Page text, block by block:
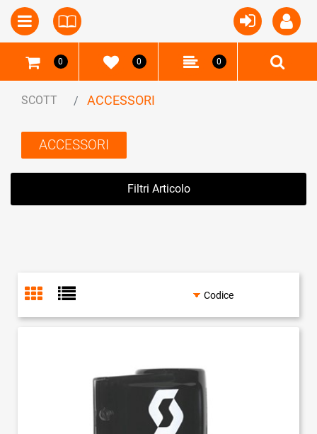
Open Open menu
0 0 0
SCOTT ACCESSORI
ACCESSORI
Filtri Articolo